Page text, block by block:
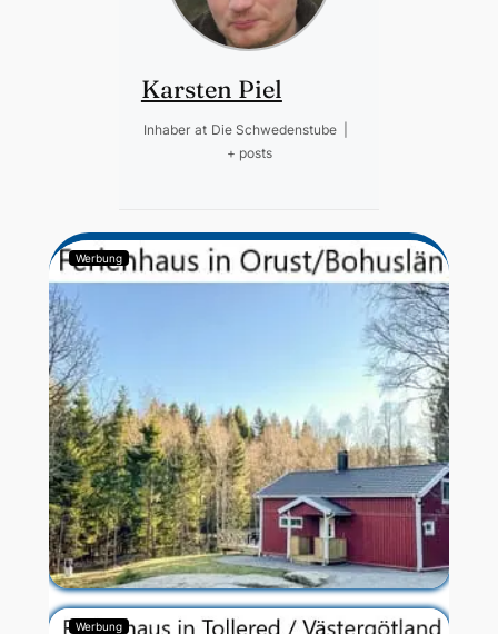
Karsten Piel
Inhaber at Die Schwedenstube
+ posts
Werbung
Werbung